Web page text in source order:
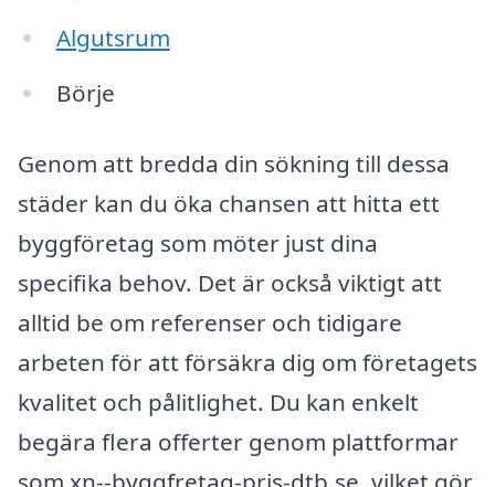
Algutsrum
Börje
Genom att bredda din sökning till dessa
städer kan du öka chansen att hitta ett
byggföretag som möter just dina
specifika behov. Det är också viktigt att
alltid be om referenser och tidigare
arbeten för att försäkra dig om företagets
kvalitet och pålitlighet. Du kan enkelt
begära flera offerter genom plattformar